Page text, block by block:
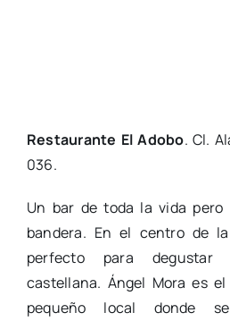
Restaurante El Adobo. Cl.
036.
Un bar de toda la vida
bandera. En el centro de
perfecto para degustar
castellana. Ángel Mora es
pequeño local donde